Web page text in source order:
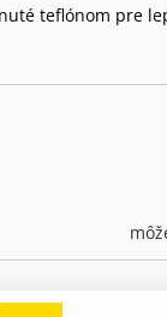
teflónom pre